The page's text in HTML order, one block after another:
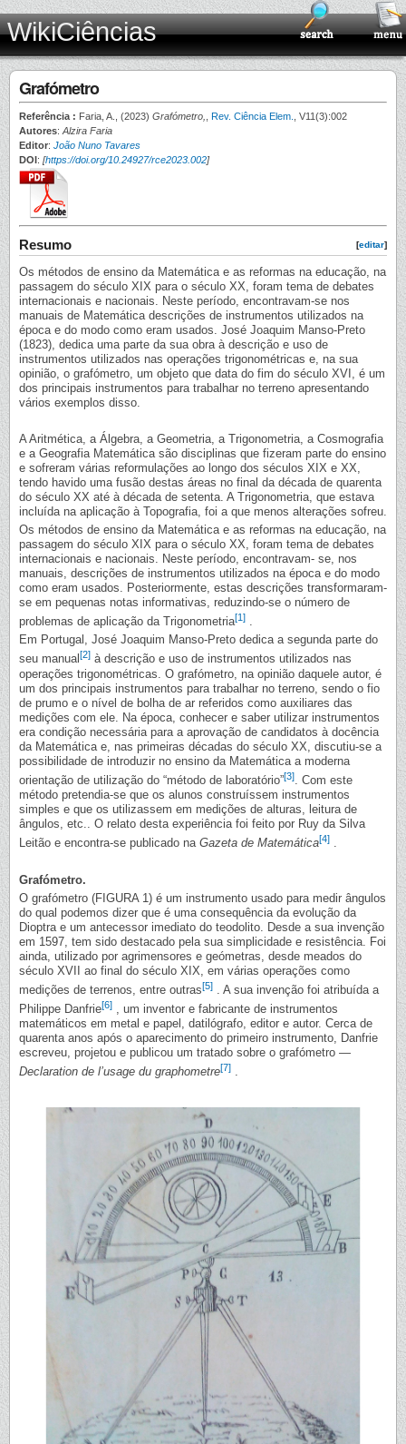
WikiCiências
Grafómetro
Referência : Faria, A., (2023) Grafómetro, Rev. Ciência Elem.
, V11(3):002
Autores: Alzira Faria
Editor: João Nuno Tavares
DOI: [https://doi.org/10.24927/rce2023.002]
[editar]
Resumo
Os métodos de ensino da Matemática e as reformas na educação, na
passagem do século XIX para o século XX, foram tema de debates
internacionais e nacionais. Neste período, encontravam-se nos
manuais de Matemática descrições de instrumentos utilizados na
época e do modo como eram usados. José Joaquim Manso-Preto
(1823), dedica uma parte da sua obra à descrição e uso de
instrumentos utilizados nas operações trigonométricas e, na sua
opinião, o grafómetro, um objeto que data do fim do século XVI, é um
dos principais instrumentos para trabalhar no terreno apresentando
vários exemplos disso.
A Aritmética, a Álgebra, a Geometria, a Trigonometria, a Cosmografia
e a Geografia Matemática são disciplinas que fizeram parte do ensino
e sofreram várias reformulações ao longo dos séculos XIX e XX,
tendo havido uma fusão destas áreas no final da década de quarenta
do século XX até à década de setenta. A Trigonometria, que estava
incluída na aplicação à Topografia, foi a que menos alterações sofreu.
Os métodos de ensino da Matemática e as reformas na educação, na
passagem do século XIX para o século XX, foram tema de debates
internacionais e nacionais. Neste período, encontravam- se, nos
manuais, descrições de instrumentos utilizados na época e do modo
como eram usados. Posteriormente, estas descrições transformaram-
se em pequenas notas informativas, reduzindo-se o número de
problemas de aplicação da Trigonometria[1] .
Em Portugal, José Joaquim Manso-Preto dedica a segunda parte do
seu manual [2] à descrição e uso de instrumentos utilizados nas
operações trigonométricas. O grafómetro, na opinião daquele autor, é
um dos principais instrumentos para trabalhar no terreno, sendo o fio
de prumo e o nível de bolha de ar referidos como auxiliares das
medições com ele. Na época, conhecer e saber utilizar instrumentos
era condição necessária para a aprovação de candidatos à docência
da Matemática e, nas primeiras décadas do século XX, discutiu-se a
possibilidade de introduzir no ensino da Matemática a moderna
orientação de utilização do “método de laboratório”[3]. Com este
método pretendia-se que os alunos construíssem instrumentos
simples e que os utilizassem em medições de alturas, leitura de
ângulos, etc.. O relato desta experiência foi feito por Ruy da Silva
Leitão e encontra-se publicado na Gazeta de Matemática[4] .
Grafómetro.
O grafómetro (FIGURA 1) é um instrumento usado para medir ângulos
do qual podemos dizer que é uma consequência da evolução da
Dioptra e um antecessor imediato do teodolito. Desde a sua invenção
em 1597, tem sido destacado pela sua simplicidade e resistência. Foi
ainda, utilizado por agrimensores e geómetras, desde meados do
século XVII ao final do século XIX, em várias operações como
medições de terrenos, entre outras[5]
. A sua invenção foi atribuída a
Philippe Danfrie[6] , um inventor e fabricante de instrumentos
matemáticos em metal e papel, datilógrafo, editor e autor. Cerca de
quarenta anos após o aparecimento do primeiro instrumento, Danfrie
escreveu, projetou e publicou um tratado sobre o grafómetro —
Declaration de l’usage du graphometre[7] .